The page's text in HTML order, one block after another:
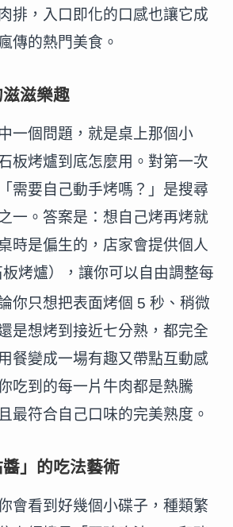
排，入口即化的口感也讓它成
傳的熱門美食。
滋樂趣
一個問題，就是桌上那個小
板烤爐到底怎麼用。對第一次
需要自己動手烤嗎？」是搜尋
一。答案是：想自己烤再烤就
時是偏生的，店家會提供個人
烤爐），讓你可以自由調整每
你只想把表面烤個 5 秒、稍微
是想烤到接近七分熟，都完全
餐變成一場有趣又帶點互動感
吃到的每一片牛肉都是熱騰
最符合自己口味的完美熟度。
」的吃法藝術
會看到好幾個小碟子，種類繁